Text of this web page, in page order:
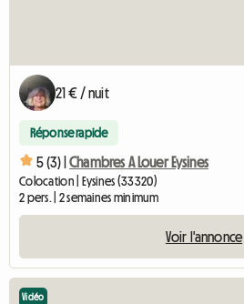
21 € / nuit
Réponse rapide
5 (3) | Chambres A Louer Eysines
Colocation | Eysines (33320)
2 pers. | 2 semaines minimum
Voir l'annonce
Vidéo